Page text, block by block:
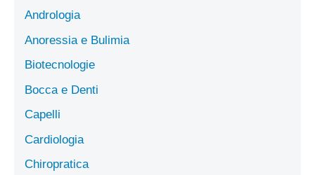
Andrologia
Anoressia e Bulimia
Biotecnologie
Bocca e Denti
Capelli
Cardiologia
Chiropratica